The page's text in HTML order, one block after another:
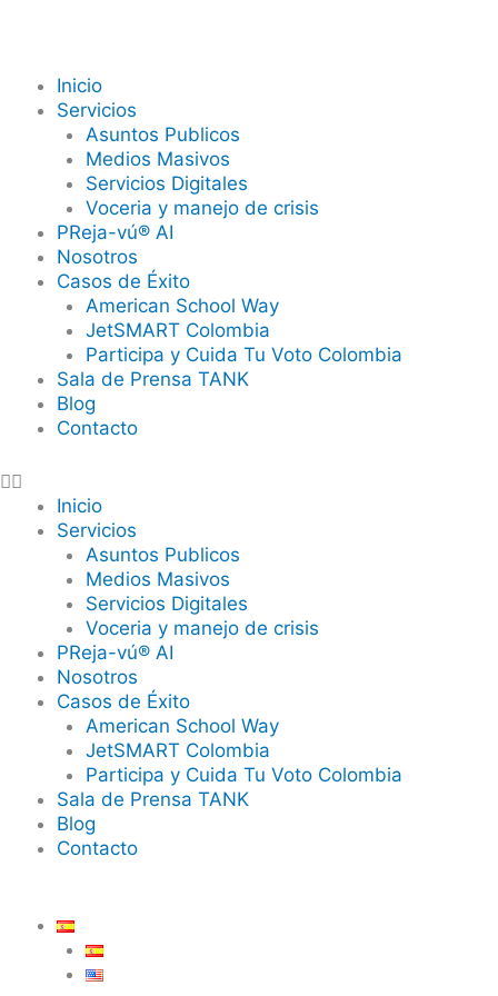
Inicio
Servicios
Asuntos Publicos
Medios Masivos
Servicios Digitales
Voceria y manejo de crisis
PReja-vú® AI
Nosotros
Casos de Éxito
American School Way
JetSMART Colombia
Participa y Cuida Tu Voto Colombia
Sala de Prensa TANK
Blog
Contacto
Inicio
Servicios
Asuntos Publicos
Medios Masivos
Servicios Digitales
Voceria y manejo de crisis
PReja-vú® AI
Nosotros
Casos de Éxito
American School Way
JetSMART Colombia
Participa y Cuida Tu Voto Colombia
Sala de Prensa TANK
Blog
Contacto